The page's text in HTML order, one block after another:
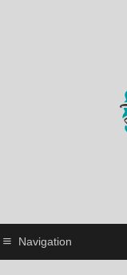
Navigation